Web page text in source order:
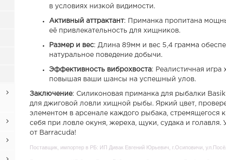
в условиях низкой видимости.
Активный аттрактант: Приманка пропитана
её привлекательность для хищников.
Размер и вес: Длина 89мм и вес 5,4 грамма
натуральное поведение добычи.
Эффективность виброхвоста: Реалистичная игра
повышая ваши шансы на успешный улов.
Заключение: Силиконовая приманка для рыбалки
для джиговой ловли хищной рыбы. Яркий цвет,
элементом в арсенале каждого рыбака,
себя при ловле окуня, жереха, щуки, судака и
от Barracuda!
Поставщик, импортер в РБ: ИП Дивак Евгений Юрьевич, г.Осиповичи,